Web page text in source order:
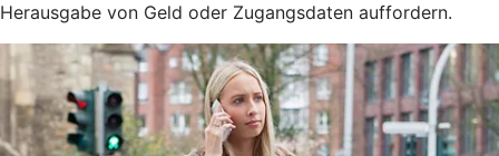
Herausgabe von Geld oder Zugangsdaten auffordern.